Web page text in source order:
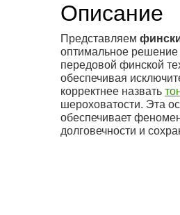
Описание
Представляем
оптимальное решение
передовой финской
обеспечивая
корректнее назвать
шероховатости. Эта
обеспечивает
долговечности и